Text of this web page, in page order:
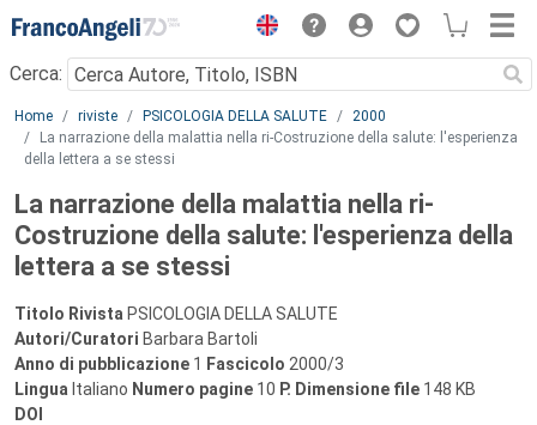
Menu
Cerca:
Main content
Home riviste PSICOLOGIA DELLA SALUTE
2000
La narrazione della malattia nella ri-Costruzione della salute: l'esperienza
della lettera a se stessi
La narrazione della malattia nella ri-
Costruzione della salute: l'esperienza della
lettera a se stessi
Titolo Rivista PSICOLOGIA DELLA SALUTE
Autori/Curatori Barbara Bartoli
Anno di pubblicazione 1 Fascicolo 2000/3
Lingua Italiano Numero pagine 10 P. Dimensione file 148 KB
DOI